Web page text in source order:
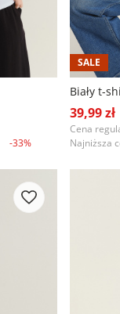
-33%
SALE
Biały t-
39,99 zł
Cena
Najniższa